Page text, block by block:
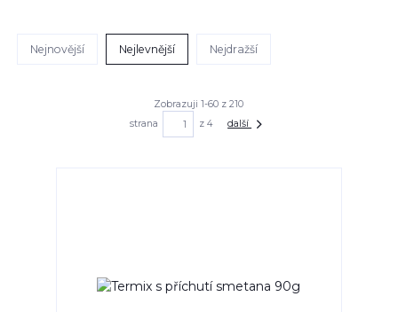
Nejnovější Nejlevnější Nejdražší
Zobrazuji 1-60 z 210
strana
z 4 další